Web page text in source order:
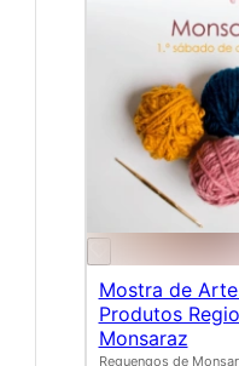
Mostra de
Produtos
Monsaraz
Reguengos de